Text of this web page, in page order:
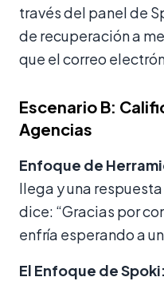
través del panel de
de recuperación a
que el correo
Escenario B:
Agencias
Enfoque de
llega y una
dice: “Gracias por
enfría esperando a
El Enfoque de Spoki: